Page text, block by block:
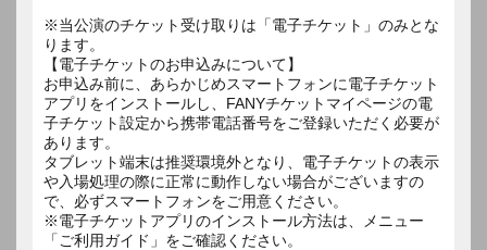
※当公演のチケット受け取りは「電子チケット」のみとな
ります。
【電子チケットのお申込みについて】
お申込み前に、あらかじめスマートフォンに電子チケット
アプリをインストールし、FANYチケットマイページの電
子チケット設定から携帯電話番号をご登録いただく必要が
あります。
タブレット端末は推奨環境外となり、電子チケットの表示
や入場処理の際に正常に動作しない場合がございますの
で、必ずスマートフォンをご用意ください。
※電子チケットアプリのインストール方法は、メニュー
「ご利用ガイド」をご確認ください。